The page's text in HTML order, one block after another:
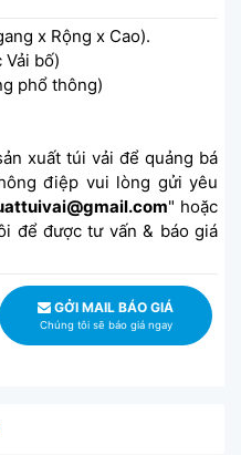
x Rộng x Cao).
Vải bố)
phổ thông)
xuất túi vải để quảng bá
điệp vui lòng gửi yêu
" hoặc
để được tư vấn & báo giá
GỞI MAIL BÁO GIÁ
Chúng tôi sẽ báo giá ngay